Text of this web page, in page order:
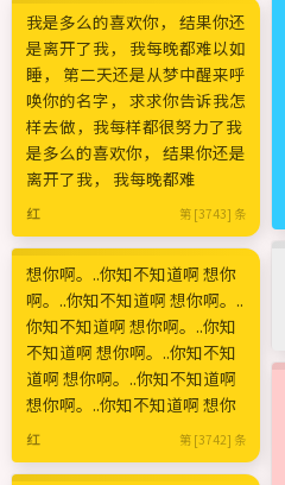
我是多么的喜欢你， 结果你还
是离开了我， 我每晚都难以如
睡， 第二天还是从梦中醒来呼
唤你的名字， 求求你告诉我怎
样去做，我每样都很努力了我
是多么的喜欢你， 结果你还是
离开了我， 我每晚都难
红 第 [3743] 条
想你啊。..你知不知道啊 想你
啊。..你知不知道啊 想你啊。..
你知不知道啊 想你啊。..你知
不知道啊 想你啊。..你知不知
道啊 想你啊。..你知不知道啊
想你啊。..你知不知道啊 想你
红 第 [3742] 条